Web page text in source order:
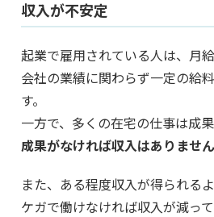
収入が不安定
起業で雇用されている人は、月
会社の業績に関わらず一定の給
す。
一方で、多くの在宅の仕事は成
成果がなければ収入はありません
また、ある程度収入が得られる
ケガで働けなければ収入が減っ